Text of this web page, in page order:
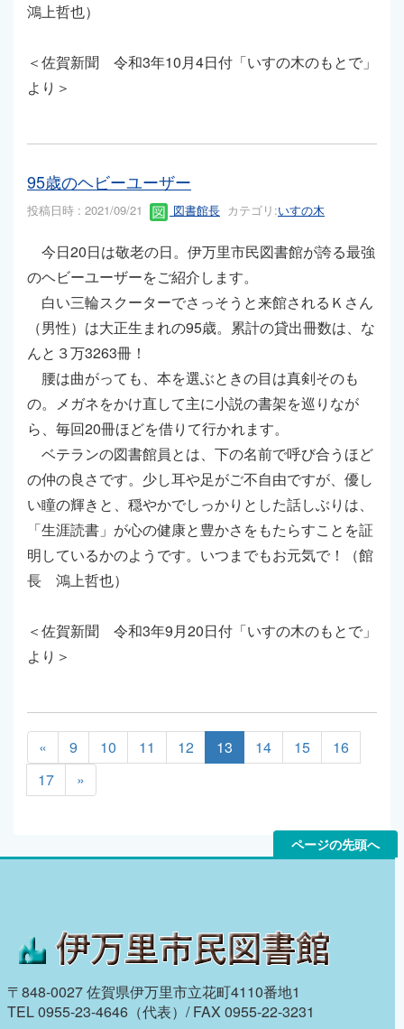
鴻上哲也）
＜佐賀新聞 令和3年10月4日付「いすの木のもとで」
より＞
95歳のヘビーユーザー
投稿日時 : 2021/09/21 図書館長 カテゴリ:いすの木
今日20日は敬老の日。伊万里市民図書館が誇る最強
のヘビーユーザーをご紹介します。
白い三輪スクーターでさっそうと来館されるＫさん
（男性）は大正生まれの95歳。累計の貸出冊数は、な
んと３万3263冊！
腰は曲がっても、本を選ぶときの目は真剣そのも
の。メガネをかけ直して主に小説の書架を巡りなが
ら、毎回20冊ほどを借りて行かれます。
ベテランの図書館員とは、下の名前で呼び合うほど
の仲の良さです。少し耳や足がご不自由ですが、優し
い瞳の輝きと、穏やかでしっかりとした話しぶりは、
「生涯読書」が心の健康と豊かさをもたらすことを証
明しているかのようです。いつまでもお元気で！（館
長 鴻上哲也）
＜佐賀新聞 令和3年9月20日付「いすの木のもとで」
より＞
« 9 10 11 12 13 14 15
16
17
»
ページの先頭へ
〒848-0027 佐賀県伊万里市立花町4110番地1
TEL 0955-23-4646（代表）/ FAX 0955-22-3231